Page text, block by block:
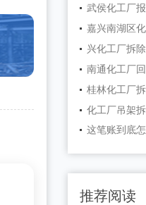
推荐阅读